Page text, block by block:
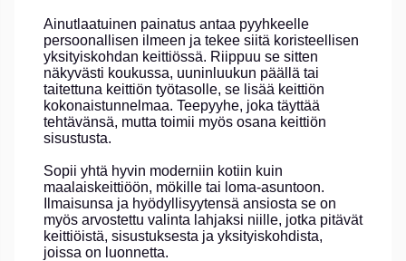
Ainutlaatuinen painatus antaa pyyhkeelle
persoonallisen ilmeen ja tekee siitä koristeellisen
yksityiskohdan keittiössä. Riippuu se sitten
näkyvästi koukussa, uuninluukun päällä tai
taitettuna keittiön työtasolle, se lisää keittiön
kokonaistunnelmaa. Teepyyhe, joka täyttää
tehtävänsä, mutta toimii myös osana keittiön
sisustusta.
Sopii yhtä hyvin moderniin kotiin kuin
maalaiskeittiöön, mökille tai loma-asuntoon.
Ilmaisunsa ja hyödyllisyytensä ansiosta se on
myös arvostettu valinta lahjaksi niille, jotka pitävät
keittiöistä, sisustuksesta ja yksityiskohdista,
joissa on luonnetta.